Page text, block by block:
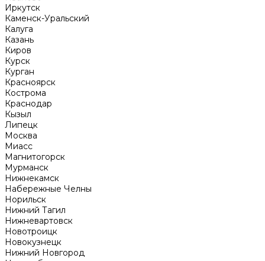
Иркутск
Каменск-Уральский
Калуга
Казань
Киров
Курск
Курган
Красноярск
Кострома
Краснодар
Кызыл
Липецк
Москва
Миасс
Магнитогорск
Мурманск
Нижнекамск
Набережные Челны
Норильск
Нижний Тагил
Нижневартовск
Новотроицк
Новокузнецк
Нижний Новгород